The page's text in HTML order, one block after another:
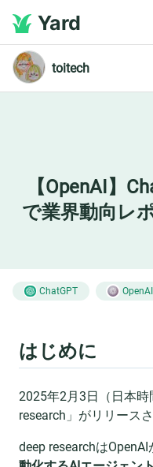
Yard
toitech
【OpenAI】
で業界動向レ
ChatGPT OpenAI
はじめに
2025年2月3日（日本時
research」がリリース
deep researchはOpenAI